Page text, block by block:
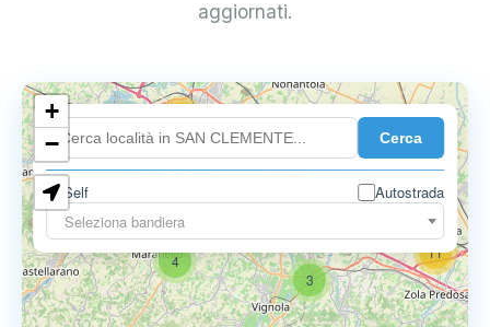
aggiornati.
Cerca
Self
Autostrada
Seleziona bandiera
4
11
18
9
3
11
+
−